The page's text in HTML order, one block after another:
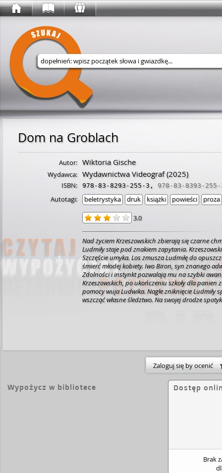
Wyszukaj w serwisie
Dom na Groblach
Autor: Wiktoria Gische
Wydawca: Wydawnictwa Videograf(2025)
ISBN: 978-83-8293-255-3 , 978-83-8393-255-
Autotagi: beletrystyka druk książki powieści proza
3.0
Nad życiem Krzeszowskich zbierają się czarne
Ludmiły staje pod znakiem zapytania.
Szczęście umyka. Los zmusza Ludmiłę do
śmierć młodej kobiety. Iwo Biron, syn znanego
Zdolności i instynkt pozwalają mu na szybki
Krzeszowskich, po ukończeniu szkoły dla panien
pomocy wuja Ludwika. Nagłe zniknięcie Ludmiły
wszcząć własne śledztwo. Na swojej drodze
XIX wieku okaże się nie tylko romantyczny, ale
Zaloguj się by ocenić
Wypożycz w bibliotece Dostęp
Brak